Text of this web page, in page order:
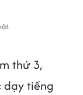
thứ 3,
dạy tiếng